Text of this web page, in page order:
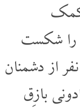
را شکست
از دشمنان
بازِق